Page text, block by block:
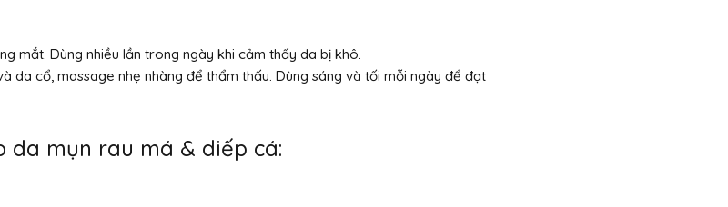
mắt. Dùng nhiều lần trong ngày khi cảm thấy da bị khô.
da cổ, massage nhẹ nhàng để thẩm thấu. Dùng sáng và tối mỗi ngày để đạt
da mụn rau má & diếp cá: